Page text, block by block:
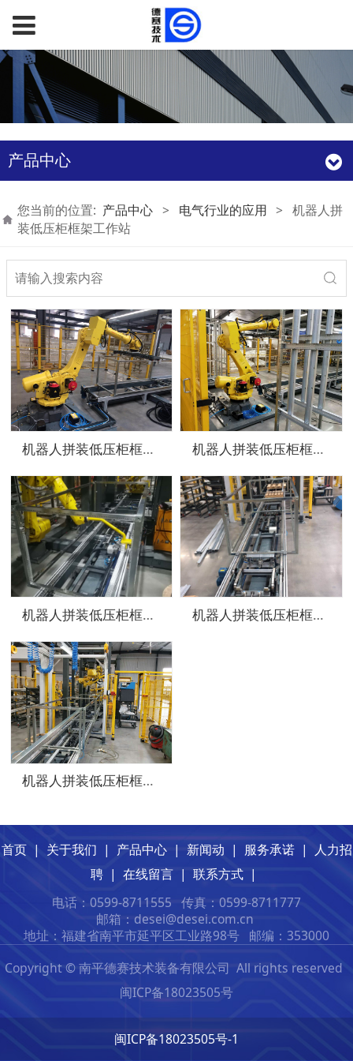
产品中心
您当前的位置: 产品中心 > 电气行业的应用 >
机器人拼
装低压柜框架工作站
机器人拼装低压柜框架工作站 机器人拼装低压柜框架工作站
机器人拼装低压柜框架工作站 机器人拼装低压柜框架工作站
机器人拼装低压柜框架工作站
首页| 关于我们 | 产品中心| 新闻动 | 服务承诺|
人力招
聘| 在线留言| 联系方式|
电话：0599-8711555 传真：0599-8711777
邮箱：desei@desei.com.cn
地址：福建省南平市延平区工业路98号 邮编：353000
Copyright © 南平德赛技术装备有限公司 All rights reserved
闽ICP备18023505号
闽ICP备18023505号-1